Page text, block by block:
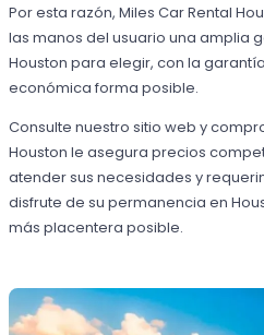
Por esta razón, Miles Car Rental
las manos del usuario una amplia
Houston para elegir, con la
económica forma posible.
Consulte nuestro sitio web y
Houston le asegura precios
atender sus necesidades y
disfrute de su permanencia en
más placentera posible.